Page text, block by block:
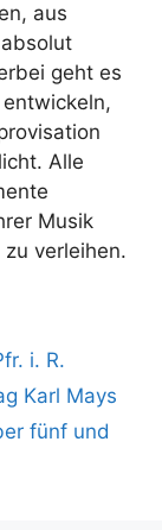
aus
geht es
Alle
Musik
verleihen.
i. R.
Karl Mays
fünf und